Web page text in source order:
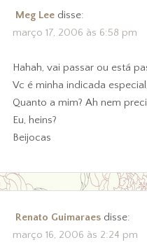
Meg Lee disse:
março 17, 2006 às 6:58 pm
Hahah, vai passar ou está
Vc é minha indicada
Quanto a mim? Ah nem
Eu, heins?
Beijocas
Renato Guimaraes disse:
março 16, 2006 às 2:24 pm